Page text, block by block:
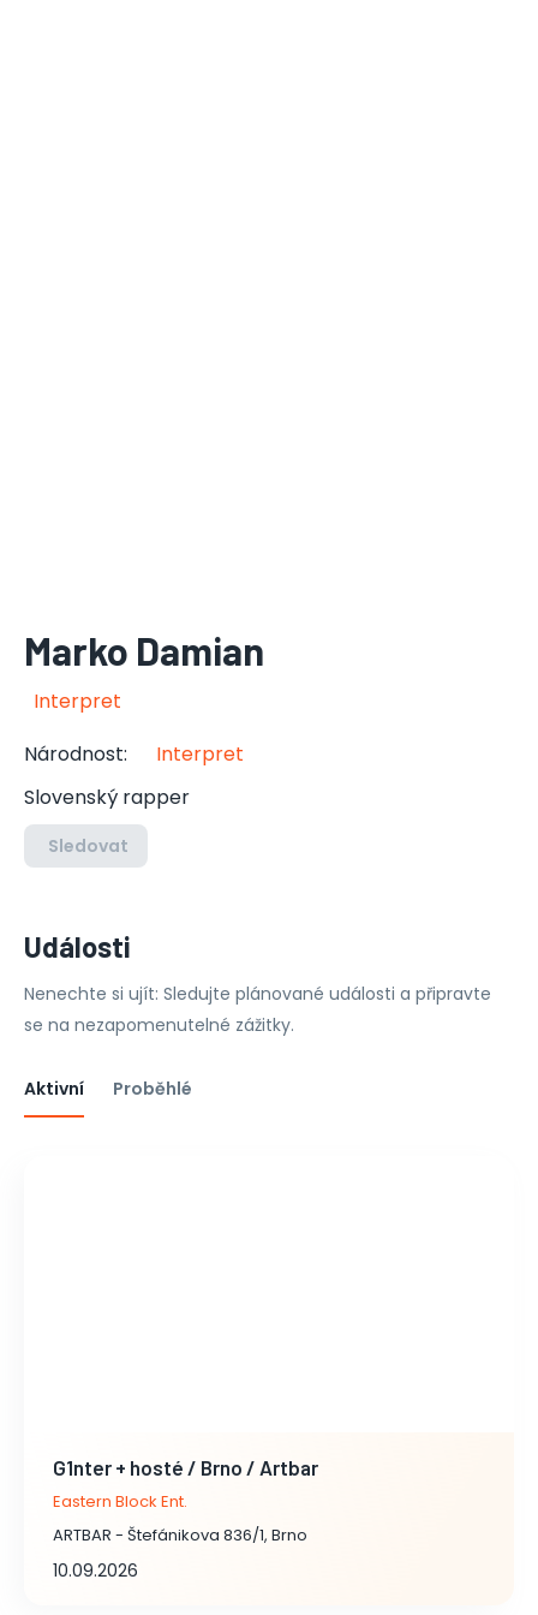
Marko Damian
Interpret
Národnost:
Interpret
Slovenský rapper
Sledovat
Události
Nenechte si ujít: Sledujte plánované události a připravte
se na nezapomenutelné zážitky.
Aktivní Proběhlé
G1nter + hosté / Brno / Artbar
Eastern Block Ent.
ARTBAR - Štefánikova 836/1, Brno
10.09.2026